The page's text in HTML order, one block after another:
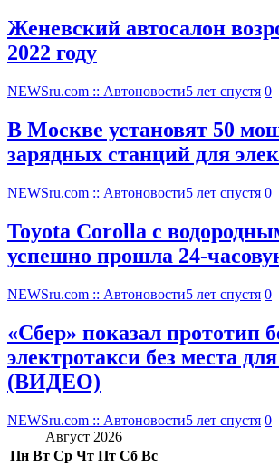
Женевский автосалон
2022 году
NEWSru.com :: Автоновости5 лет спустя 0
В Москве установят 50
зарядных станций для
NEWSru.com :: Автоновости5 лет спустя 0
Toyota Corolla с
успешно прошла 24-
NEWSru.com :: Автоновости5 лет спустя 0
«Сбер» показал прототип
электротакси без места
(ВИДЕО)
NEWSru.com :: Автоновости5 лет спустя 0
Август 2026
Пн Вт Ср Чт Пт Сб Вс